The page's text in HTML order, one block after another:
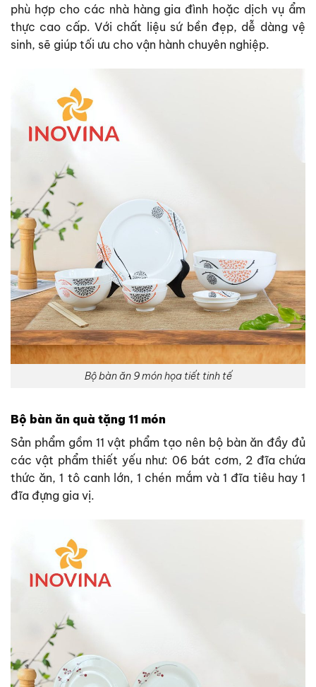
phù hợp cho các nhà hàng gia đình hoặc dịch vụ ẩm
thực cao cấp. Với chất liệu sứ bền đẹp, dễ dàng vệ
sinh, sẽ giúp tối ưu cho vận hành chuyên nghiệp.
Bộ bàn ăn 9 món họa tiết tinh tế
Bộ bàn ăn quà tặng 11 món
Sản phẩm gồm 11 vật phẩm tạo nên bộ bàn ăn đầy đủ
các vật phẩm thiết yếu như: 06 bát cơm, 2 đĩa chứa
thức ăn, 1 tô canh lớn, 1 chén mắm và 1 đĩa tiêu hay 1
đĩa đựng gia vị.